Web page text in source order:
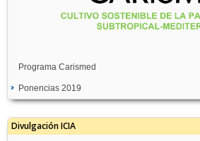
Programa Carismed
Ponencias 2019
Divulgación ICIA